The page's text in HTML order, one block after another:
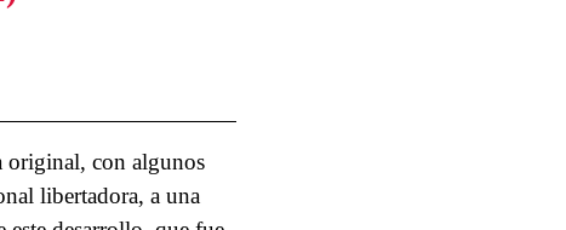
original, con algunos
libertadora, a una